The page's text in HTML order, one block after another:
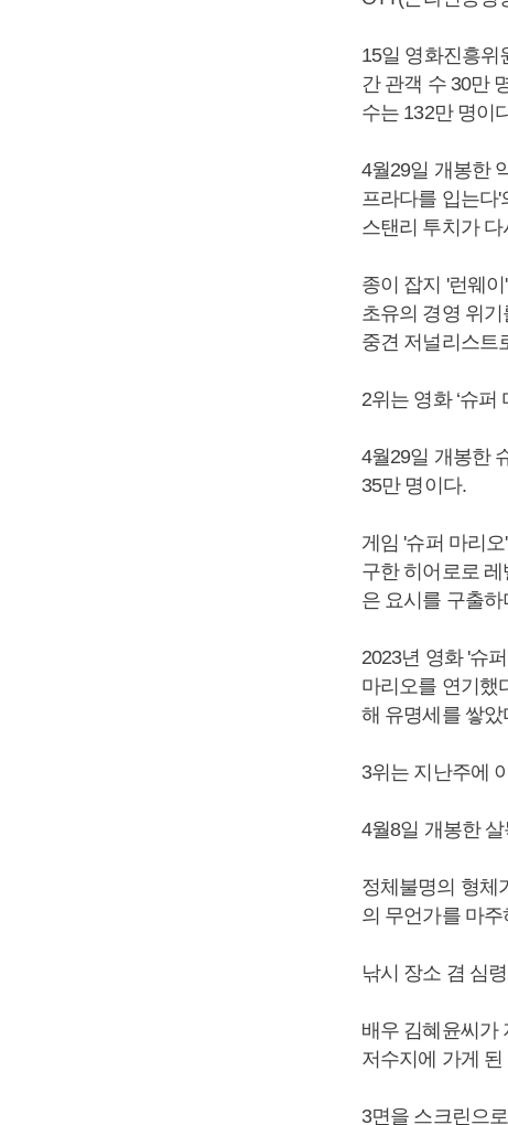
15일 영화진흥위
간 관객 수 30만
수는 132만 명이
4월29일 개봉한
프라다를 입는다'
스탠리 투치가
종이 잡지 '런웨
초유의 경영 위
중견 저널리스트
2위는 영화 ‘슈
4월29일 개봉한
35만 명이다.
게임 '슈퍼 마리
구한 히어로로
은 요시를 구출
2023년 영화 '슈
마리오를 연기했
해 유명세를 쌓았
3위는 지난주에
4월8일 개봉한
정체불명의 형체
의 무언가를 마
낚시 장소 겸 심
배우 김혜윤씨가
저수지에 가게
3면을 스크린으